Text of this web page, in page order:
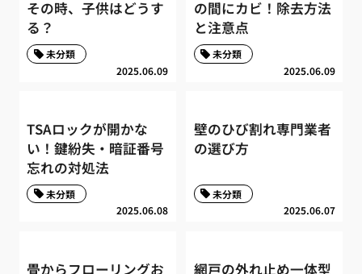
その時、子供はどうす
る？
2025.06.09
未分類
の間にカビ！除去方法
と注意点
2025.06.09
未分類
TSAロックが開かな
い！鍵紛失・暗証番号
忘れの対処法
2025.06.08
未分類
壁のひび割れ専門業者
の選び方
2025.06.07
未分類
畳からフローリングお
網戸の外れ止め一体型